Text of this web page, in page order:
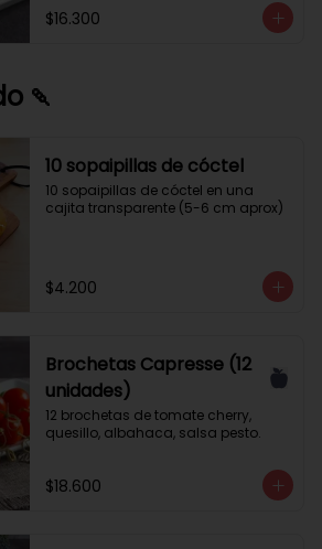
crema, 2 macarrones
$16.300
🍡
10 sopaipillas de cóctel
10 sopaipillas de cóctel en una
cajita transparente (5-6 cm aprox)
$4.200
Brochetas Capresse (12
unidades)
12 brochetas de tomate cherry,
quesillo, albahaca, salsa pesto.
$18.600